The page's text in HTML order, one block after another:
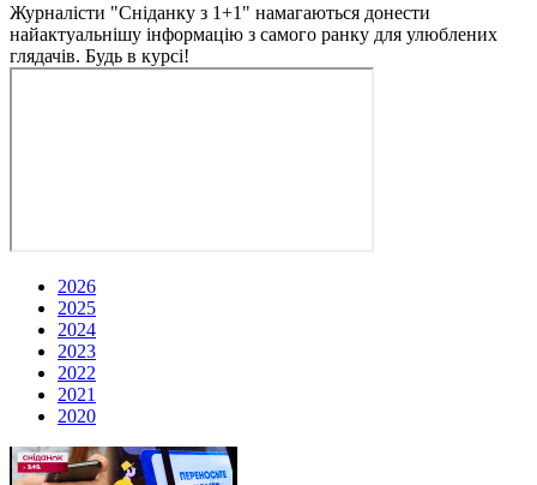
Журналісти "Сніданку з 1+1" намагаються донести
найактуальнішу інформацію з самого ранку для улюблених
глядачів. Будь в курсі!
2026
2025
2024
2023
2022
2021
2020